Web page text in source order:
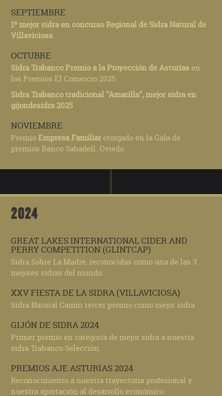
SEPTIEMBRE
1º mejor sidra en concurso Regional de Sidra Natural de
Villaviciosa
OCTUBRE
Sidra Trabanco Premio a la Proyección de Asturias en
los Premios El Comercio 2025
Sidra Trabanco tradicional "Amarilla", mejor sidra en
gijondesidra 2025
NOVIEMBRE
PremioEmpresa Familiar otorgado en la Gala de
premios Banco Sabadell. Oviedo
2024
GREAT LAKES INTERNATIONAL CIDER AND
PERRY COMPETITION (GLINTCAP)
Sidra Sobre La Madre, reconocidas como una de las 3
mejores sidras del mundo.
XXV FIESTA DE LA SIDRA (VILLAVICIOSA)
Sidra Natural Camín tercer premio como mejor sidra.
GIJÓN DE SIDRA 2024
Primer premio en categoría de mejor sidra a nuestra
sidra Trabanco Selección.
PREMIOS AJE ASTURIAS 2024
Reconocimiento a nuestra trayectoria profesional y
nuestra aportación al desarrollo económico.